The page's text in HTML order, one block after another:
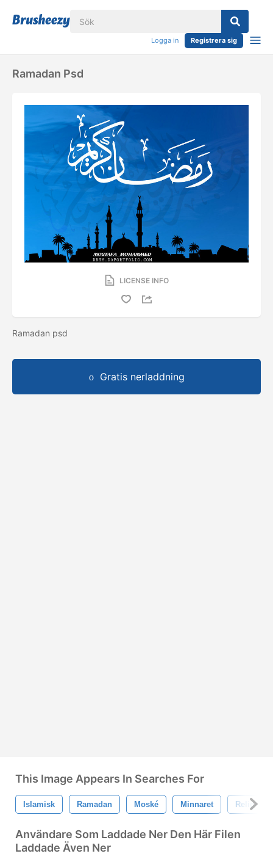
Logga in Registrera sig
Ramadan Psd
LICENSE INFO
Ramadan psd
Gratis nerladdning
This Image Appears In Searches For
Islamisk Ramadan Moské Minnaret Religion
Användare Som Laddade Ner Den Här Filen
Laddade Även Ner